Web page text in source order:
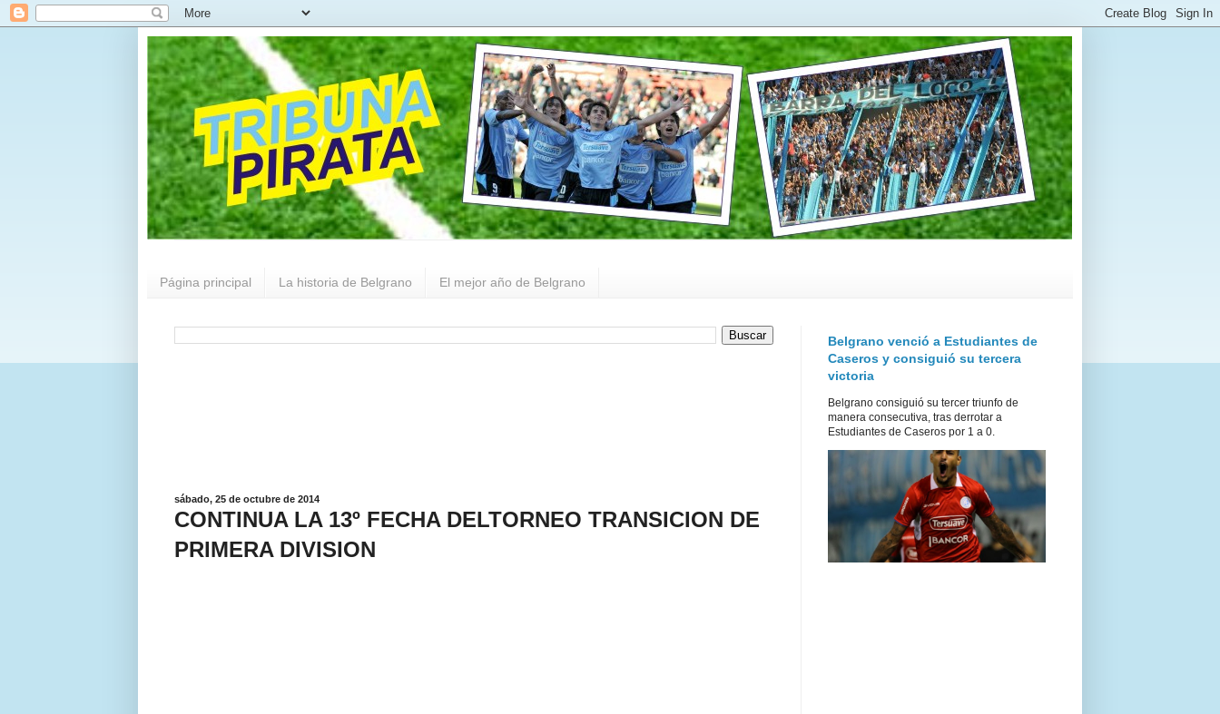
Página principal La historia de Belgrano El mejor año de Belgrano
sábado, 25 de octubre de 2014
CONTINUA LA 13º FECHA DELTORNEO TRANSICION DE
PRIMERA DIVISION
Belgrano venció a Estudiantes de
Caseros y consiguió su tercera
victoria
Belgrano consiguió su tercer triunfo de
manera consecutiva, tras derrotar a
Estudiantes de Caseros por 1 a 0.